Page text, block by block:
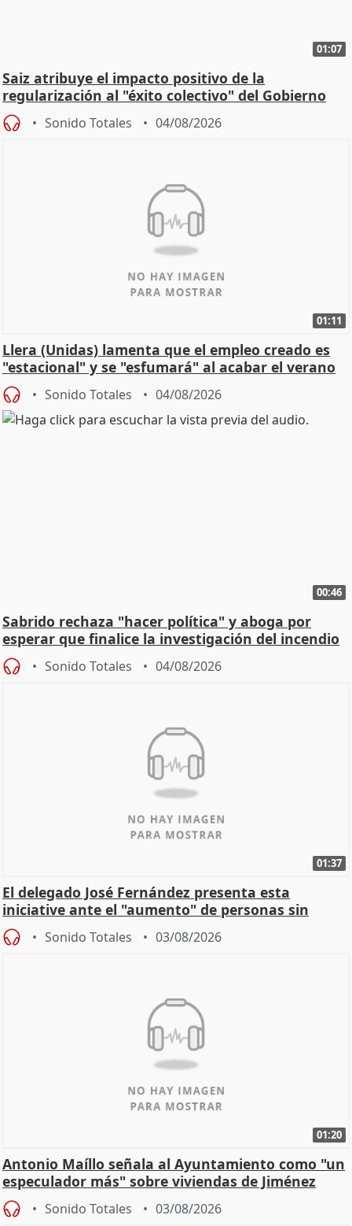
01:07
Saiz atribuye el impacto positivo de la
regularización al "éxito colectivo" del Gobierno
Sonido Totales 04/08/2026
01:11
Llera (Unidas) lamenta que el empleo creado es
"estacional" y se "esfumará" al acabar el verano
Sonido Totales 04/08/2026
00:46
Sabrido rechaza "hacer política" y aboga por
esperar que finalice la investigación del incendio
Sonido Totales 04/08/2026
01:37
El delegado José Fernández presenta esta
iniciative ante el "aumento" de personas sin
hogar en Madri
Sonido Totales 03/08/2026
01:20
Antonio Maíllo señala al Ayuntamiento como "un
especulador más" sobre viviendas de Jiménez
Becerril
Sonido Totales 03/08/2026